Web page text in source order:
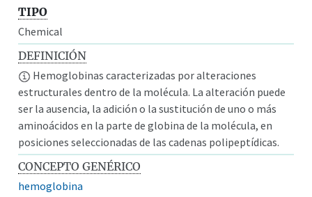
TIPO
Chemical
DEFINICIÓN
Hemoglobinas caracterizadas por alteraciones
estructurales dentro de la molécula. La alteración puede
ser la ausencia, la adición o la sustitución de uno o más
aminoácidos en la parte de globina de la molécula, en
posiciones seleccionadas de las cadenas polipeptídicas.
CONCEPTO GENÉRICO
hemoglobina